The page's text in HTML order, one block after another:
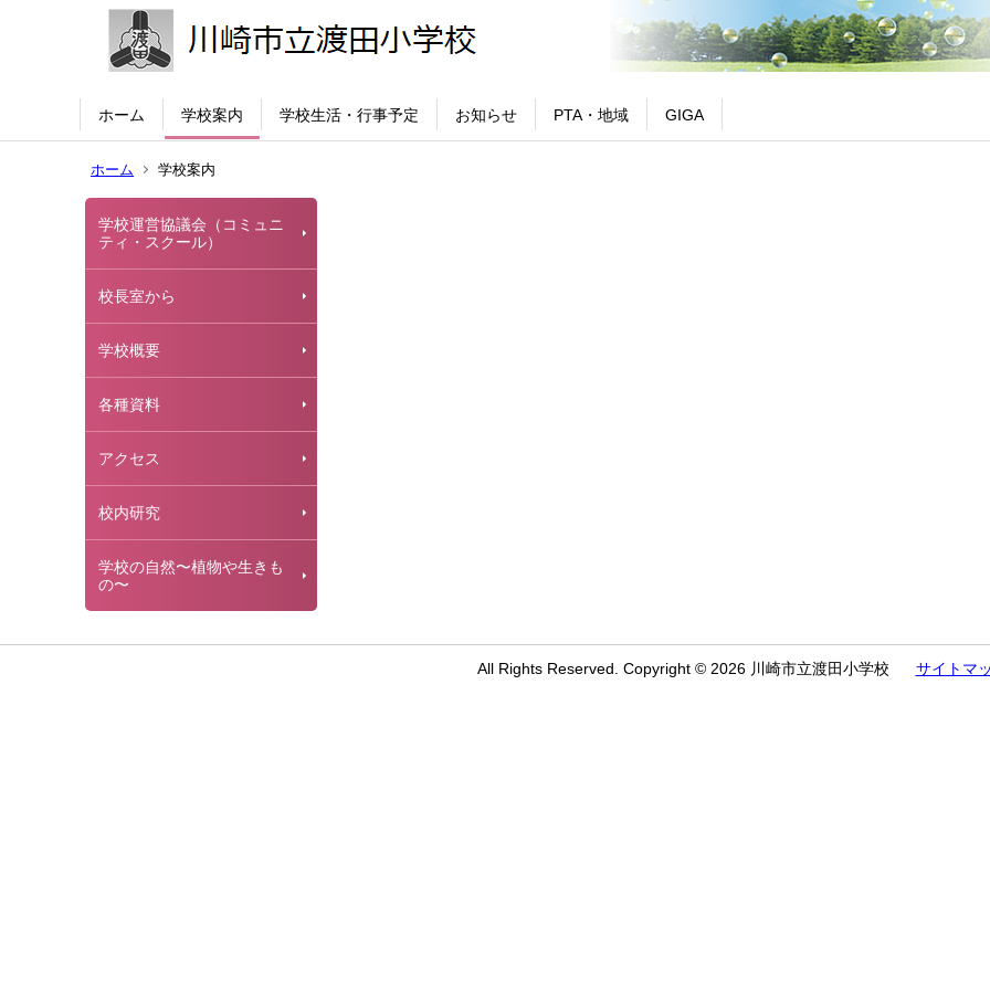
ホーム 学校案内 学校生活・行事予定 お知らせ PTA・地域 GIGA
ホーム 学校案内
学校運営協議会（コミュニ
ティ・スクール）
校長室から
学校概要
各種資料
アクセス
校内研究
学校の自然〜植物や生きも
の〜
All Rights Reserved. Copyright © 2026 川崎市立渡田小学校 サイトマ